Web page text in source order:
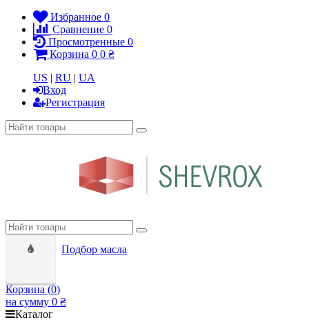
Избранное 0
Сравнение 0
Просмотренные 0
Корзина 0 0 ₴
US | RU | UA
Вход
Регистрация
Подбор масла
Корзина (0)
на сумму 0 ₴
Каталог